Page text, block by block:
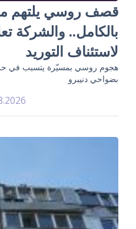
بالكامل.. والشركة
لاستئناف التوريد
هجوم روسي بمسيّرة يتسبب في
بضواحي دنيبرو